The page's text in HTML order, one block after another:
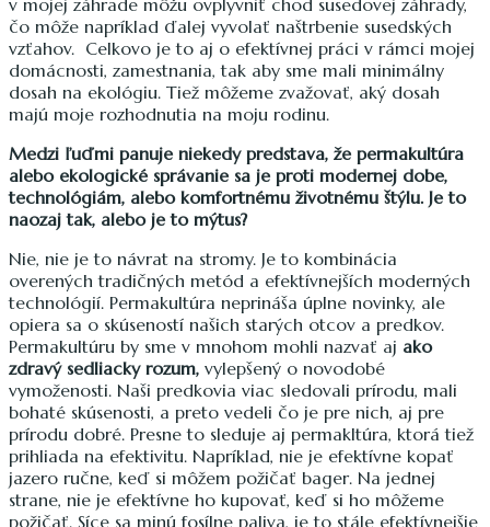
čo môže napríklad ďalej vyvolať naštrbenie susedských
vzťahov. Celkovo je to aj o efektívnej práci v rámci mojej
domácnosti, zamestnania, tak aby sme mali minimálny
dosah na ekológiu. Tiež môžeme zvažovať, aký dosah
majú moje rozhodnutia na moju rodinu.
Medzi ľuďmi panuje niekedy predstava, že permakultúra
alebo ekologické správanie sa je proti modernej dobe,
technológiám, alebo komfortnému životnému štýlu. Je to
naozaj tak, alebo je to mýtus?
Nie, nie je to návrat na stromy. Je to kombinácia
overených tradičných metód a efektívnejších moderných
technológií. Permakultúra neprináša úplne novinky, ale
opiera sa o skúseností našich starých otcov a predkov.
Permakultúru by sme v mnohom mohli nazvať aj ako
zdravý sedliacky rozum, vylepšený o novodobé
vymoženosti. Naši predkovia viac sledovali prírodu, mali
bohaté skúsenosti, a preto vedeli čo je pre nich, aj pre
prírodu dobré. Presne to sleduje aj permakltúra, ktorá tiež
prihliada na efektivitu. Napríklad, nie je efektívne kopať
jazero ručne, keď si môžem požičať bager. Na jednej
strane, nie je efektívne ho kupovať, keď si ho môžeme
požičať. Síce sa minú fosílne paliva, je to stále efektívnejšie